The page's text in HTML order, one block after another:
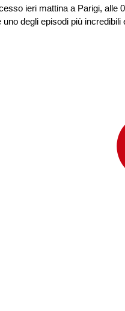
ieri mattina a Parigi,
degli episodi più